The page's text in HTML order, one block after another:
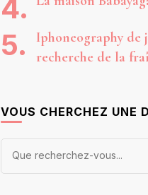
Iphoneography de
recherche de la
VOUS CHERCHEZ UNE
Vous